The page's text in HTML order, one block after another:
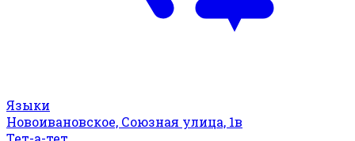
Языки
Новоивановское, Союзная улица, 1в